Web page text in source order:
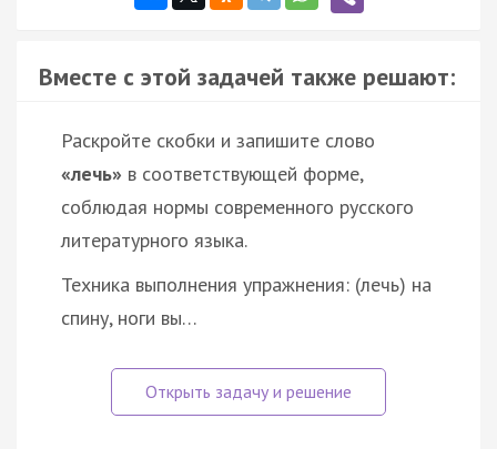
Вместе с этой задачей также решают:
Раскройте скобки и запишите слово
«лечь» в соответствующей форме,
соблюдая нормы современного русского
литературного языка.
Техника выполнения упражнения: (лечь) на
спину, ноги вы…